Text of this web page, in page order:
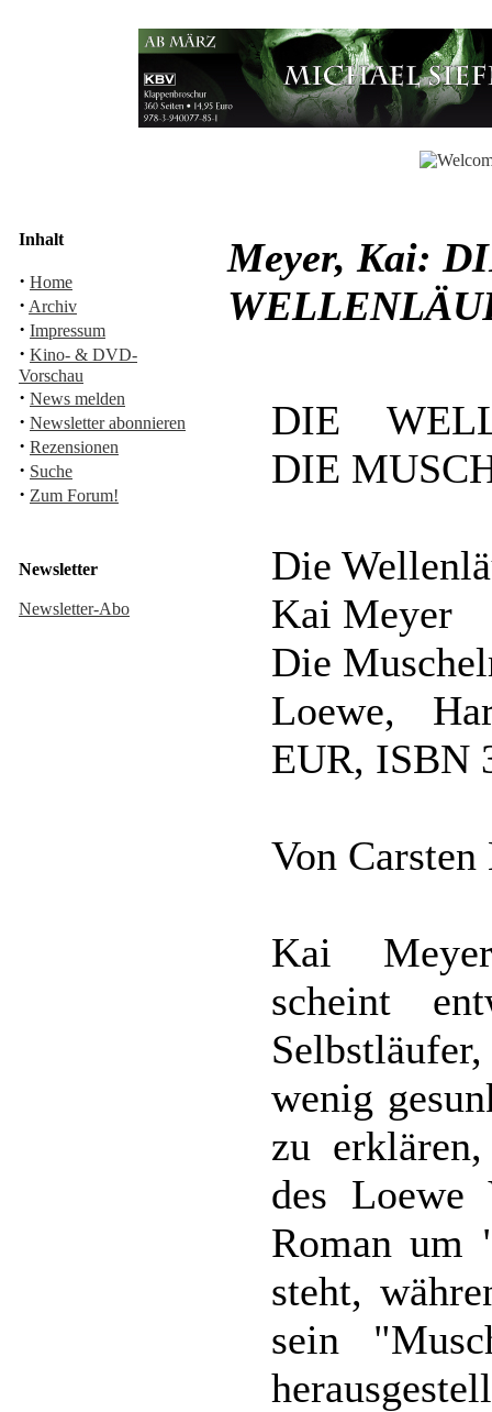
Inhalt
· Home
· Archiv
· Impressum
· Kino- & DVD-
Vorschau
· News melden
· Newsletter abonnieren
· Rezensionen
· Suche
· Zum Forum!
Newsletter
Newsletter-Abo
Meyer, Kai:
DIE
DIE
Die
Kai Meyer
Die
Loewe,
EUR, ISBN
Von
Kai
scheint
wenig
zu
des Loewe
Roman um
steht,
sein